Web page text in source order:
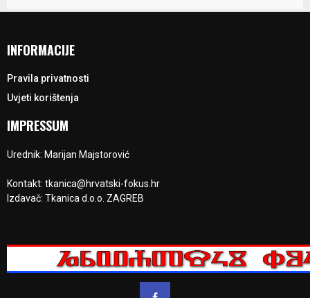
INFORMACIJE
Pravila privatnosti
Uvjeti korištenja
IMPRESSUM
Urednik: Marijan Majstorović
Kontakt: tkanica@hrvatski-fokus.hr
Izdavač: Tkanica d.o.o. ZAGREB